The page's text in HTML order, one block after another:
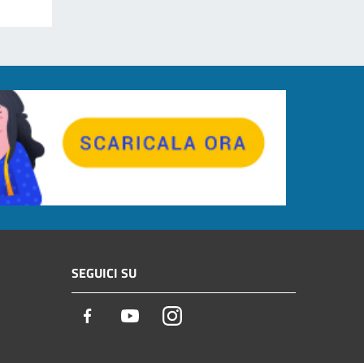
SEGUICI SU
Facebook YoutubeInstagram